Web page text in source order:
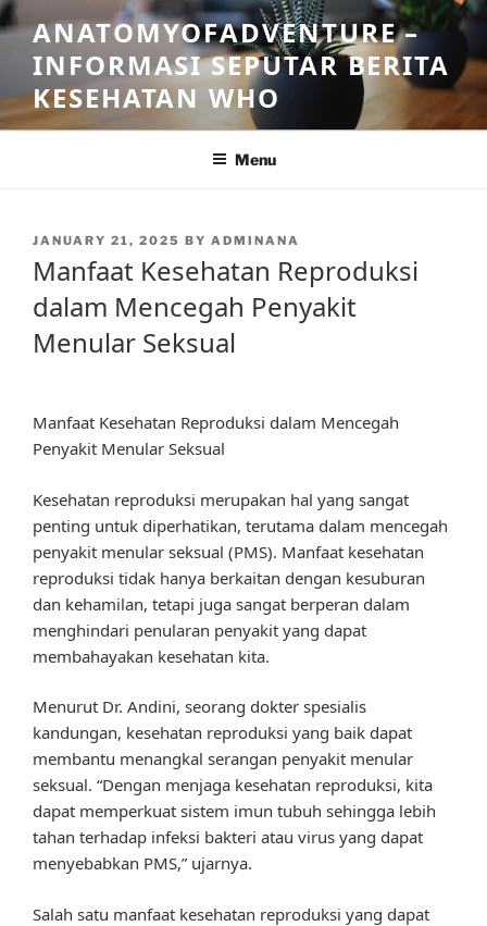
Skip
to
content
ANATOMYOFADVENTURE –
INFORMASI SEPUTAR BERITA
KESEHATAN WHO
Menu
POSTED
JANUARY 21, 2025 BY ADMINANA
Manfaat Kesehatan Reproduksi
dalam Mencegah Penyakit
Menular Seksual
Manfaat Kesehatan Reproduksi dalam Mencegah
Penyakit Menular Seksual
Kesehatan reproduksi merupakan hal yang sangat
penting untuk diperhatikan, terutama dalam mencegah
penyakit menular seksual (PMS). Manfaat kesehatan
reproduksi tidak hanya berkaitan dengan kesuburan
dan kehamilan, tetapi juga sangat berperan dalam
menghindari penularan penyakit yang dapat
membahayakan kesehatan kita.
Menurut Dr. Andini, seorang dokter spesialis
kandungan, kesehatan reproduksi yang baik dapat
membantu menangkal serangan penyakit menular
seksual. “Dengan menjaga kesehatan reproduksi, kita
dapat memperkuat sistem imun tubuh sehingga lebih
tahan terhadap infeksi bakteri atau virus yang dapat
menyebabkan PMS,” ujarnya.
Salah satu manfaat kesehatan reproduksi yang dapat